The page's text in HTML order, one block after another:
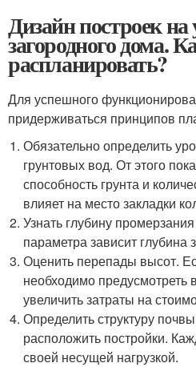
Дизайн построек на
загородного дома.
распланировать?
Для успешного
придерживаться принципов
Обязательно определить
грунтовых вод. От этого
способность грунта и
влияет на место закладки
Узнать глубину
параметра зависит
Оценить перепады высот.
необходимо предусмотреть
увеличить затраты на
Определить структуру
расположить постройки.
своей несущей нагрузкой.